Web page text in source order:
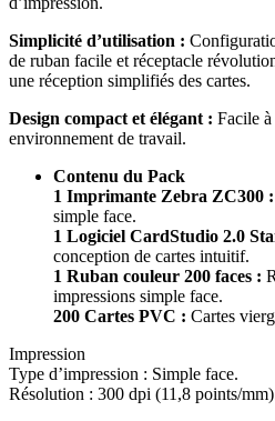
Simplicité d’utilisation :
de ruban facile et réceptacle
une réception simplifiés des cartes.
Design compact et élégant : Facile
environnement de travail.
Contenu du Pack
1 Imprimante Zebra ZC300 :
simple face.
1 Logiciel CardStudio 2.0
conception de cartes intuitif.
1 Ruban couleur 200 faces :
impressions simple face.
200 Cartes PVC : Cartes
Impression
Type d’impression : Simple face.
Résolution : 300 dpi (11,8 points/